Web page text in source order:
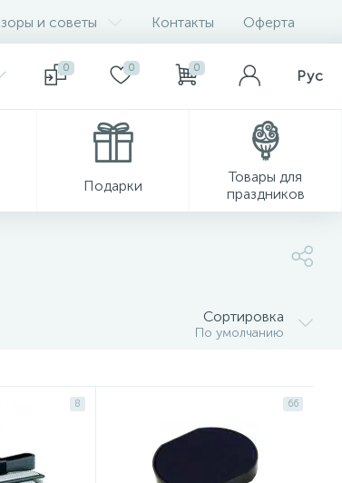
и советы Контакты Оферта
0 0 0 Рус
Подарки
Товары для
праздников
Сортировка
По умолчанию
8 66